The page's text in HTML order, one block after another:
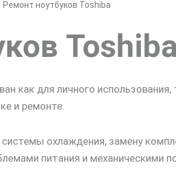
Ремонт ноутбуков Toshiba
как для личного
и ремонте.
охлаждения, замену
питания и механическими